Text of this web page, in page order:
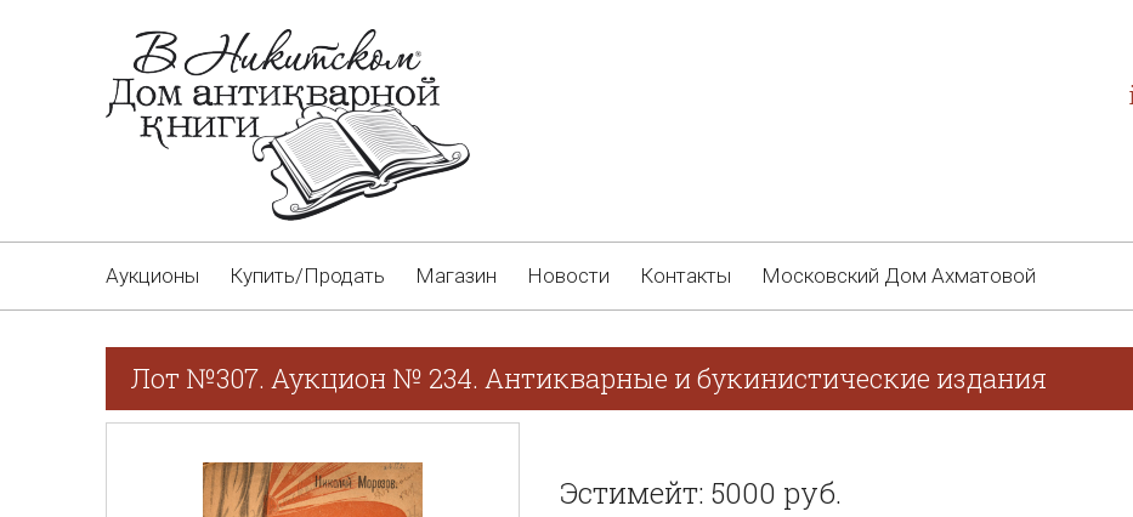
Аукционы Купить/Продать Магазин Новости Контакты Московский Дом Ахматовой
Лот №307. Аукцион № 234. Антикварные и букинистические издания
Эстимейт: 5000 руб.